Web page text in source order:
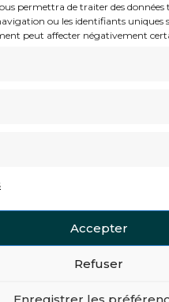
permettra de traiter des données
ou les identifiants uniques
peut affecter négativement
Accepter
Refuser
Enregistrer les